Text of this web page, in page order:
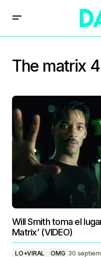
The matrix 4
Will Smith toma el
Matrix’ (VIDEO)
LO+VIRAL OMG 30